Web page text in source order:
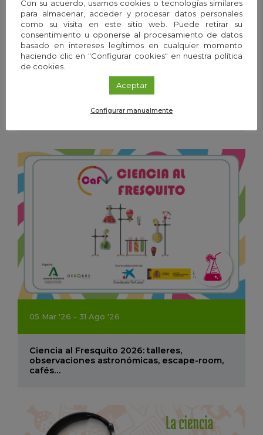
Exposición
Frío y calor. Las temperaturas de la vida
05 Mar '26 - 31 Ago '26
Ciencia al Fresquito 2026: talleres,
observaciones astronómicas, escape-room,
cafés…
Con su acuerdo, usamos cookies o tecnologías similares
para almacenar, acceder y procesar datos personales
como su visita en este sitio web. Puede retirar su
consentimiento u oponerse al procesamiento de datos
basado en intereses legítimos en cualquier momento
haciendo clic en "Configurar cookies" en nuestra política
de cookies.
Aceptar
Configurar manualmente